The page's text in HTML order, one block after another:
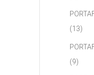
(13)
(9)